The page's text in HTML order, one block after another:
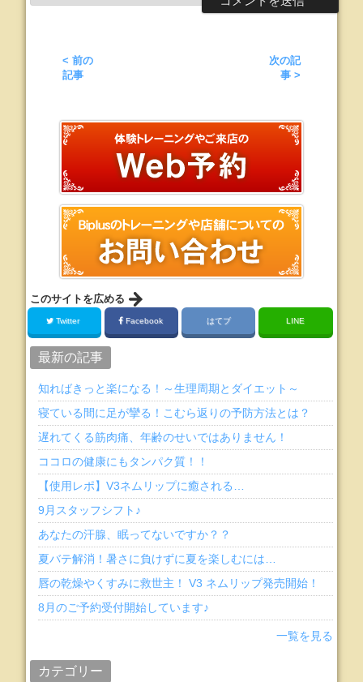
< 前の
記事
次の記
事 >
このサイトを広める
Twitter Facebook はてブ LINE
最新の記事
知ればきっと楽になる！～生理周期とダイエット～
寝ている間に足が攣る！こむら返りの予防方法とは？
遅れてくる筋肉痛、年齢のせいではありません！
ココロの健康にもタンパク質！！
【使用レポ】V3ネムリップに癒される…
9月スタッフシフト♪
あなたの汗腺、眠ってないですか？？
夏バテ解消！暑さに負けずに夏を楽しむには…
唇の乾燥やくすみに救世主！ V3 ネムリップ発売開始！
8月のご予約受付開始しています♪
一覧を見る
カテゴリー